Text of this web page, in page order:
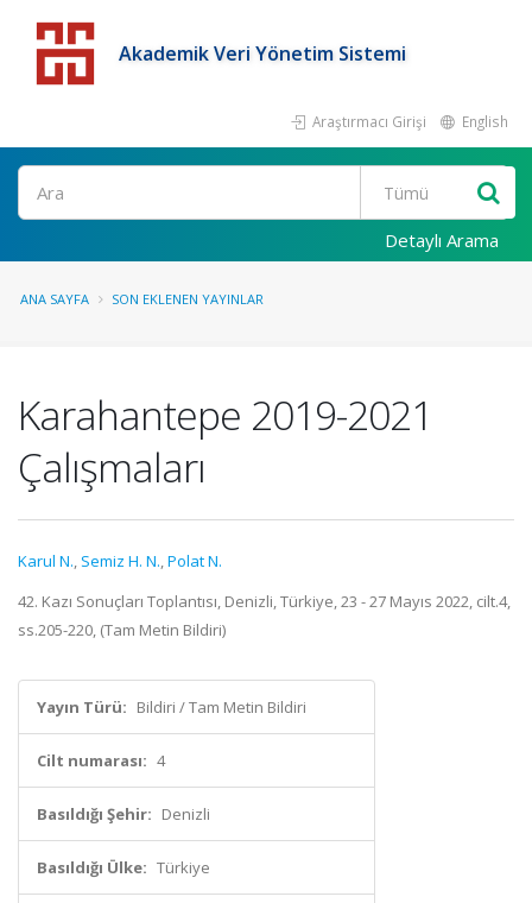
Akademik Veri Yönetim Sistemi
Araştırmacı Girişi English
Detaylı Arama
ANA SAYFA SON EKLENEN YAYINLAR
Karahantepe 2019-2021
Çalışmaları
Karul N., Semiz H. N.,Polat N.
42. Kazı Sonuçları Toplantısı, Denizli, Türkiye, 23 - 27 Mayıs 2022, cilt.4,
ss.205-220, (Tam Metin Bildiri)
Yayın Türü: Bildiri / Tam Metin Bildiri
Cilt numarası: 4
Basıldığı Şehir: Denizli
Basıldığı Ülke: Türkiye